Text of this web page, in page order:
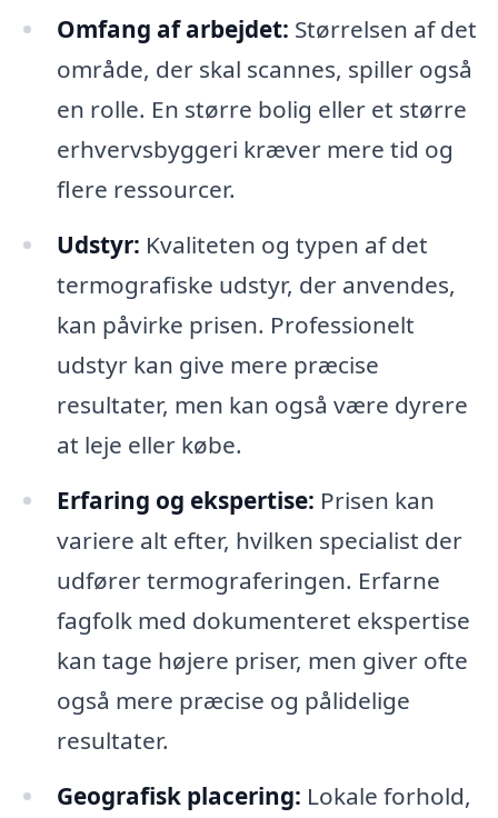
Omfang af arbejdet: Størrelsen af det
område, der skal scannes, spiller også
en rolle. En større bolig eller et større
erhvervsbyggeri kræver mere tid og
flere ressourcer.
Udstyr: Kvaliteten og typen af det
termografiske udstyr, der anvendes,
kan påvirke prisen. Professionelt
udstyr kan give mere præcise
resultater, men kan også være dyrere
at leje eller købe.
Erfaring og ekspertise: Prisen kan
variere alt efter, hvilken specialist der
udfører termograferingen. Erfarne
fagfolk med dokumenteret ekspertise
kan tage højere priser, men giver ofte
også mere præcise og pålidelige
resultater.
Geografisk placering: Lokale forhold,